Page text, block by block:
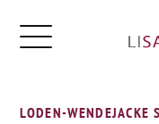
LODEN-WENDEJACKE